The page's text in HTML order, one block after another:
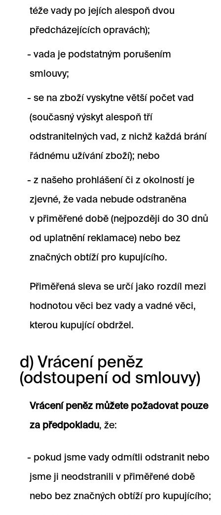
téže vady po jejích alespoň dvou
předcházejících opravách);
vada je podstatným porušením
smlouvy;
se na zboží vyskytne větší počet vad
(současný výskyt alespoň tří
odstranitelných vad, z nichž každá brání
řádnému užívání zboží); nebo
z našeho prohlášení či z okolností je
zjevné, že vada nebude odstraněna
v přiměřené době (nejpozději do 30 dnů
od uplatnění reklamace) nebo bez
značných obtíží pro kupujícího.
Přiměřená sleva se určí jako rozdíl mezi
hodnotou věci bez vady a vadné věci,
kterou kupující obdržel.
d) Vrácení peněz
(odstoupení od smlouvy)
Vrácení peněz můžete požadovat pouze
za předpokladu, že:
pokud jsme vady odmítli odstranit nebo
jsme ji neodstranili v přiměřené době
nebo bez značných obtíží pro kupujícího;